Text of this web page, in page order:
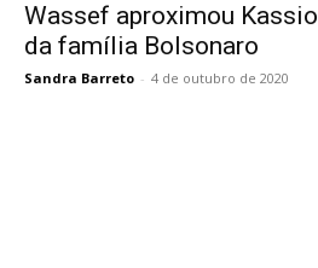
Wassef aproximou
da família Bolsonaro
Sandra Barreto - 4 de outubro de 2020